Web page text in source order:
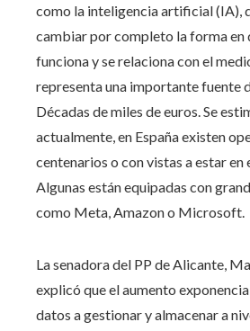
como la inteligencia artificial (IA),
cambiar por completo la forma en
funciona y se relaciona con el
representa una importante fuente
Décadas de miles de euros. Se
actualmente, en España existen
centenarios o con vistas a estar
Algunas están equipadas con
como Meta, Amazon o Microsoft.
La senadora del PP de Alicante,
explicó que el aumento
datos a gestionar y almacenar a